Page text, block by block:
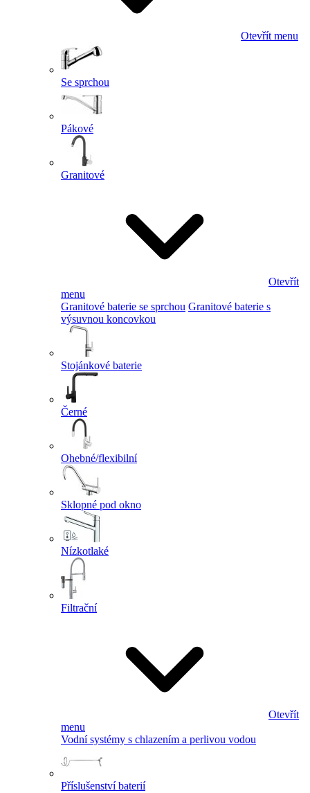
Otevřít menu
Se sprchou
Pákové
Granitové
Otevřít
menu
Granitové baterie se sprchou Granitové baterie s
výsuvnou koncovkou
Stojánkové baterie
Černé
Ohebné/flexibilní
Sklopné pod okno
Nízkotlaké
Filtrační
Otevřít
menu
Vodní systémy s chlazením a perlivou vodou
Příslušenství baterií